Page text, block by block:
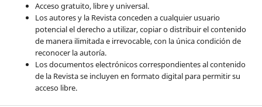
Acceso gratuito, libre y universal.
Los autores y la Revista conceden a cualquier usuario
potencial el derecho a utilizar, copiar o distribuir el contenido
de manera ilimitada e irrevocable, con la única condición de
reconocer la autoría.
Los documentos electrónicos correspondientes al contenido
de la Revista se incluyen en formato digital para permitir su
acceso libre.